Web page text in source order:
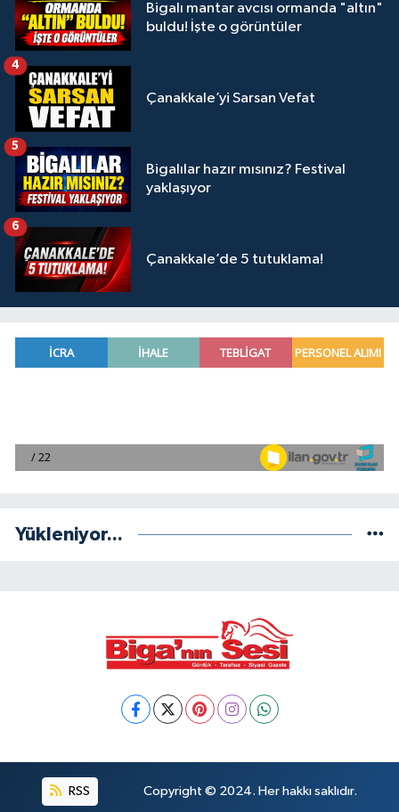
Bigalı mantar avcısı ormanda "altın"
buldu! İşte o görüntüler
Çanakkale’yi Sarsan Vefat
4
Bigalılar hazır mısınız? Festival
yaklaşıyor
5
Çanakkale’de 5 tutuklama!
6
Yükleniyor...
RSS Copyright © 2024. Her hakkı saklıdır.